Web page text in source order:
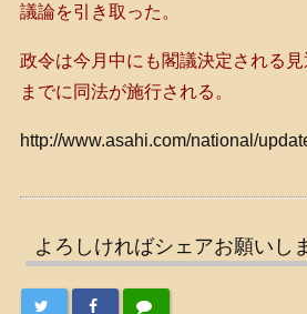
議論を引き取った。
政令は今月中にも閣議決定される
までに同法が施行される。
http://www.asahi.com/national/
よろしければシェアお願いし